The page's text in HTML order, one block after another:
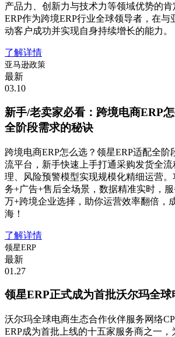
产品力、创新力与技术力等领域优势的
ERP作为跨境ERP行业全球领导者，在与
动客户成功并实现自身持续增长的能力。
了解详情
亚马逊政策
最新
03.10
新手/老卖家必看：跨境电商ERP
全阶段需求的秘诀
跨境电商ERP怎么选？领星ERP适配全阶
流平台，新手快速上手打通采购发货全
理、风险预警模型实现规模化精细运营
务+广告+售后全场景，数据精准实时，
万+跨境企业选择，助你运营效率翻倍，
海！
了解详情
领星ERP
最新
01.27
领星ERP正式成为首批沃尔玛全球
沃尔玛全球电商生态合作伙伴服务网络
ERP成为首批上线的十五家服务商之一